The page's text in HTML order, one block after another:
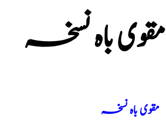
مقوی باہ نسخہ
مقوی باہ نسخہ